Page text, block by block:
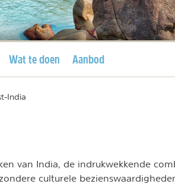
Wat te doen Aanbod
India
van India, de indrukwekkende
culturele